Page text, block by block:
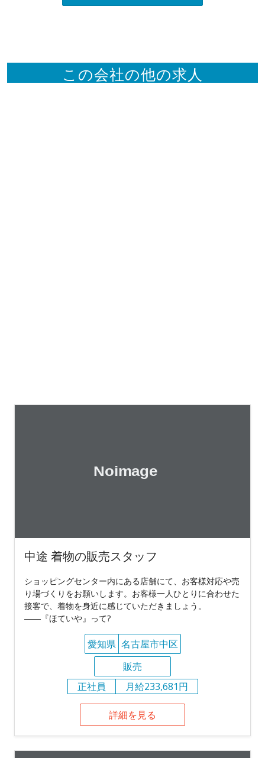
この会社の他の求人
中途 着物の販売スタッフ
ショッピングセンター内にある店舗にて、お客様対応や売
り場づくりをお願いします。お客様一人ひとりに合わせた
接客で、着物を身近に感じていただきましょう。
――『ほていや』って?
愛知県 名古屋市中区
販売
正社員
月給233,681円
詳細を見る